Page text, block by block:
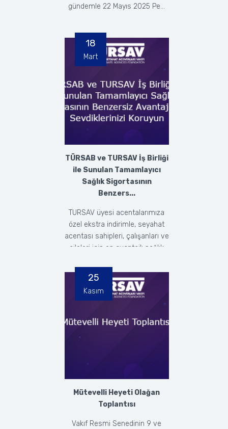
gündemle 22 Mayıs 2025 Pe...
TÜRSAB ve TURSAV İş Birliği
ile Sunulan Tamamlayıcı
Sağlık Sigortasının
Benzers...
TURSAV üyesi acentalarımıza
özel ekstra indirimle, seyahat
acentası sahipleri, çalışanları ve
aileleri için en avantajlı sağlık
18
Mart
Mütevelli Heyeti Olağan
Toplantısı
Vakıf Resmi Senedinin 9 ve
25
Kasım